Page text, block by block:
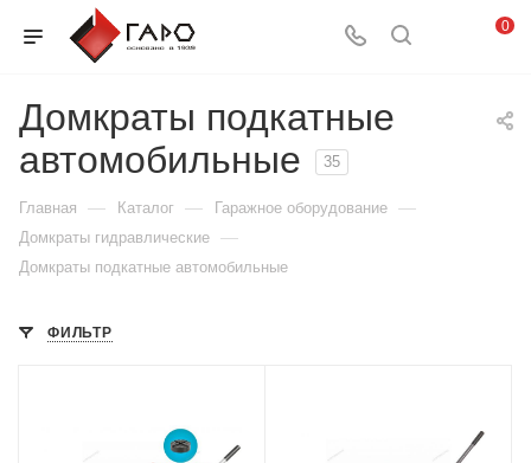
0
Домкраты подкатные
автомобильные
35
Главная — Каталог — Гаражное оборудование —
Домкраты гидравлические —
Домкраты подкатные автомобильные
ФИЛЬТР